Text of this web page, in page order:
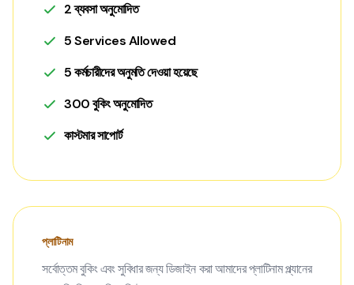
2 ব্যবসা অনুমোদিত
5 Services Allowed
5 কর্মচারীদের অনুমতি দেওয়া হয়েছে
300 বুকিং অনুমোদিত
কাস্টমার সাপোর্ট
প্লাটিনাম
সর্বোত্তম বুকিং এবং সুবিধার জন্য ডিজাইন করা আমাদের প্লাটিনাম প্ল্যানের